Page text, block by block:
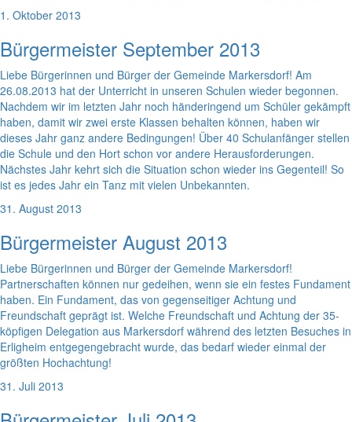
1. Oktober 2013
Bürgermeister September 2013
Liebe Bürgerinnen und Bürger der Gemeinde Markersdorf! Am
26.08.2013 hat der Unterricht in unseren Schulen wieder begonnen.
Nachdem wir im letzten Jahr noch händeringend um Schüler gekämpft
haben, damit wir zwei erste Klassen behalten können, haben wir
dieses Jahr ganz andere Bedingungen! Über 40 Schulanfänger stellen
die Schule und den Hort schon vor andere Herausforderungen.
Nächstes Jahr kehrt sich die Situation schon wieder ins Gegenteil! So
ist es jedes Jahr ein Tanz mit vielen Unbekannten.
31. August 2013
Bürgermeister August 2013
Liebe Bürgerinnen und Bürger der Gemeinde Markersdorf!
Partnerschaften können nur gedeihen, wenn sie ein festes Fundament
haben. Ein Fundament, das von gegenseitiger Achtung und
Freundschaft geprägt ist. Welche Freundschaft und Achtung der 35-
köpfigen Delegation aus Markersdorf während des letzten Besuches in
Erligheim entgegengebracht wurde, das bedarf wieder einmal der
größten Hochachtung!
31. Juli 2013